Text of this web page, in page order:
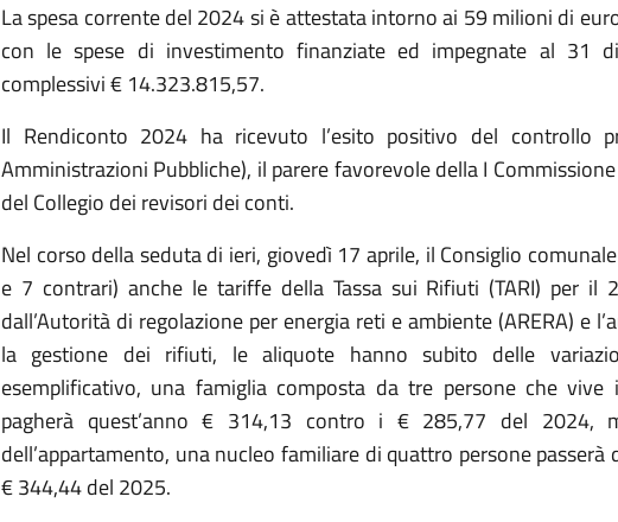
La spesa corrente del 2024 si è attestata intorno ai 59 milioni di
con le spese di investimento finanziate ed impegnate al 31
complessivi € 14.323.815,57.
Il Rendiconto 2024 ha ricevuto l’esito positivo del controllo
Amministrazioni Pubbliche), il parere favorevole della I
del Collegio dei revisori dei conti.
Nel corso della seduta di ieri, giovedì 17 aprile, il Consiglio
e 7 contrari) anche le tariffe della Tassa sui Rifiuti (TARI) per il
dall’Autorità di regolazione per energia reti e ambiente (ARERA) e
la gestione dei rifiuti, le aliquote hanno subito delle
esemplificativo, una famiglia composta da tre persone che
pagherà quest’anno € 314,13 contro i € 285,77 del 2024,
dell’appartamento, una nucleo familiare di quattro persone
€ 344,44 del 2025.